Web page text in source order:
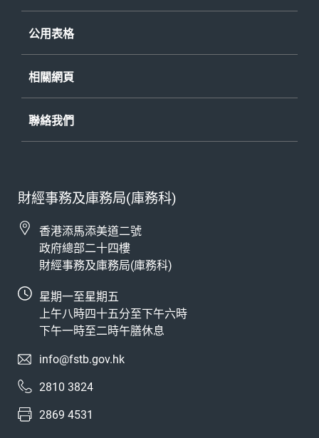
公用表格
相關網頁
聯絡我們
財經事務及庫務局(庫務科)
香港添馬添美道二號
政府總部二十四樓
財經事務及庫務局(庫務科)
星期一至星期五
上午八時四十五分至下午六時
下午一時至二時午膳休息
info@fstb.gov.hk
2810 3824
2869 4531